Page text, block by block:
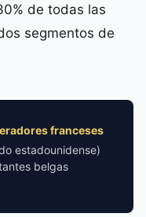
de todas las
segmentos de
franceses
estadounidense)
belgas